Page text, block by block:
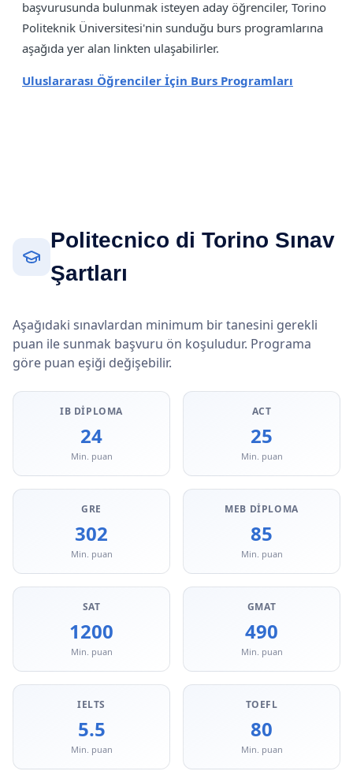
başvurusunda bulunmak isteyen aday öğrenciler, Torino
Politeknik Üniversitesi'nin sunduğu burs programlarına
aşağıda yer alan linkten ulaşabilirler.
Uluslararası Öğrenciler İçin Burs Programları
Politecnico di Torino Sınav
Şartları
Aşağıdaki sınavlardan minimum bir tanesini gerekli
puan ile sunmak başvuru ön koşuludur. Programa
göre puan eşiği değişebilir.
IB DIPLOMA
24
Min. puan
ACT
25
Min. puan
GRE
302
Min. puan
MEB DIPLOMA
85
Min. puan
SAT
1200
Min. puan
GMAT
490
Min. puan
IELTS
5.5
Min. puan
TOEFL
80
Min. puan